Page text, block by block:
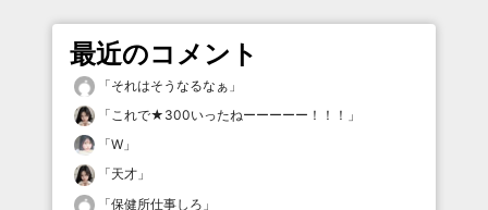
最近のコメント
「それはそうなるなぁ 」
「これで★300いったねーーーーー！！！ 」
「W 」
「天才 」
「保健所仕事しろ 」